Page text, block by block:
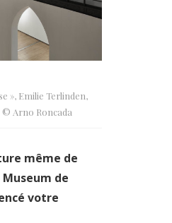
», Emilie Terlinden,
© Arno Roncada
même de
Museum de
votre